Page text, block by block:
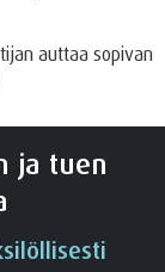
auttaa sopivan
ja tuen